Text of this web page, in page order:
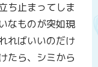
ち止まってしま
なものが突如現
ればいいのだけ
たら、シミから